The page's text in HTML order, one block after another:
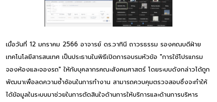
เมื่อวันที่ 12 มกราคม 2566 อาจารย์ ดร.วาทินี ถาวรธรรม รองคณบดีฝ่าย
เทคโนโลยีสารสนเทศ เป็นประธานในพิธีเปิดการอบรมหัวข้อ "การใช้โปรแกรม
จองห้องและจองรถ" ให้กับบุคลากรคณะสังคมศาสตร์ โดยระบบดังกล่าวได้ถูก
พัฒนาเพื่อลดความซ้ำซ้อนในการทำงาน สามารถควบคุมตรวจสอบซึ่งจะทำให้
ได้ข้อมูลในระบบมาช่วยในการตัดสินใจด้านการให้บริการและด้านการบริหาร